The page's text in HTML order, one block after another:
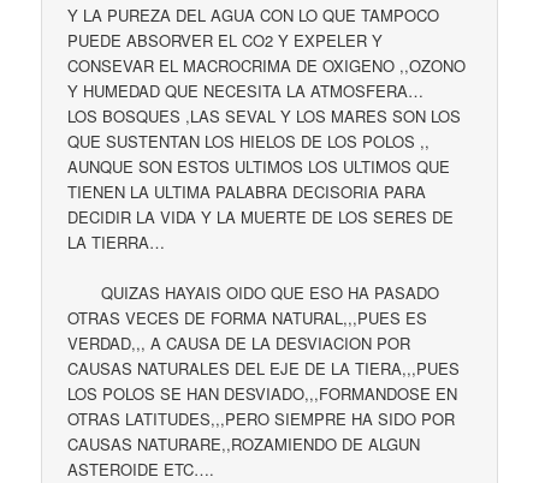
Y LA PUREZA DEL AGUA CON LO QUE TAMPOCO
PUEDE ABSORVER EL CO2 Y EXPELER Y
CONSEVAR EL MACROCRIMA DE OXIGENO ,,OZONO
Y HUMEDAD QUE NECESITA LA ATMOSFERA…
LOS BOSQUES ,LAS SEVAL Y LOS MARES SON LOS
QUE SUSTENTAN LOS HIELOS DE LOS POLOS ,,
AUNQUE SON ESTOS ULTIMOS LOS ULTIMOS QUE
TIENEN LA ULTIMA PALABRA DECISORIA PARA
DECIDIR LA VIDA Y LA MUERTE DE LOS SERES DE
LA TIERRA…
QUIZAS HAYAIS OIDO QUE ESO HA PASADO
OTRAS VECES DE FORMA NATURAL,,,PUES ES
VERDAD,,, A CAUSA DE LA DESVIACION POR
CAUSAS NATURALES DEL EJE DE LA TIERA,,,PUES
LOS POLOS SE HAN DESVIADO,,,FORMANDOSE EN
OTRAS LATITUDES,,,PERO SIEMPRE HA SIDO POR
CAUSAS NATURARE,,ROZAMIENDO DE ALGUN
ASTEROIDE ETC….